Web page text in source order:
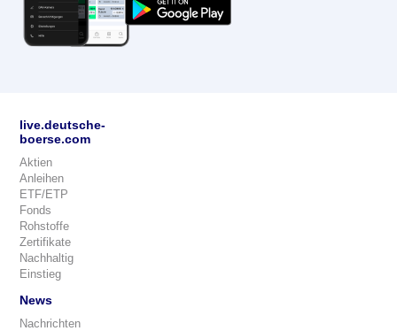
live.deutsche-
boerse.com
Aktien
Anleihen
ETF/ETP
Fonds
Rohstoffe
Zertifikate
Nachhaltig
Einstieg
News
Nachrichten